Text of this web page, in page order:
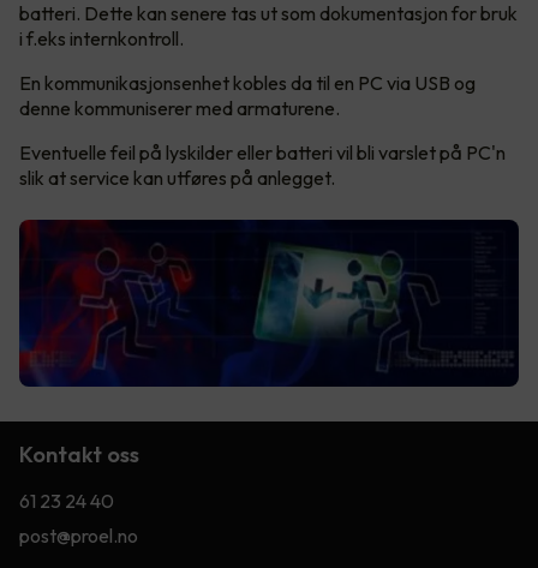
batteri. Dette kan senere tas ut som dokumentasjon for bruk
i f.eks internkontroll.
En kommunikasjonsenhet kobles da til en PC via USB og
denne kommuniserer med armaturene.
Eventuelle feil på lyskilder eller batteri vil bli varslet på PC'n
slik at service kan utføres på anlegget.
Kontakt oss
61 23 24 40
post@proel.no